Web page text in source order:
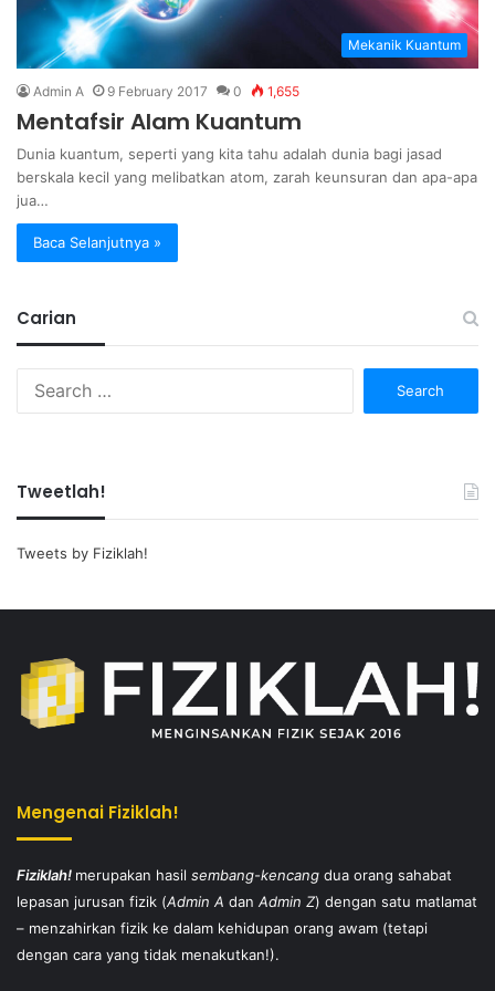
Mekanik Kuantum
Admin A 9 February 2017 0 1,655
Mentafsir Alam Kuantum
Dunia kuantum, seperti yang kita tahu adalah dunia bagi jasad
berskala kecil yang melibatkan atom, zarah keunsuran dan apa-apa
jua…
Baca Selanjutnya »
Carian
Tweetlah!
Tweets by Fiziklah!
Mengenai Fiziklah!
Fiziklah! merupakan hasil sembang-kencang dua orang sahabat
lepasan jurusan fizik (Admin A dan Admin Z) dengan satu matlamat
– menzahirkan fizik ke dalam kehidupan orang awam (tetapi
dengan cara yang tidak menakutkan!).